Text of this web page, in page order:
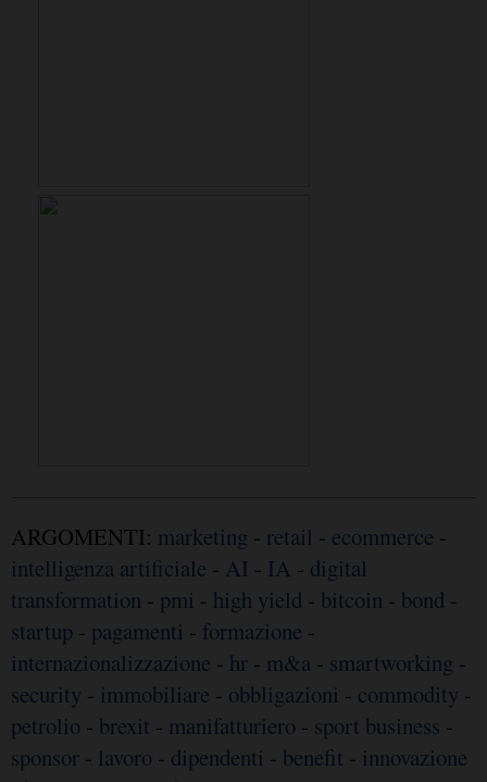
ARGOMENTI: marketing - retail - ecommerce -
intelligenza artificiale - AI - IA - digital
transformation - pmi - high yield - bitcoin - bond -
startup - pagamenti - formazione -
internazionalizzazione - hr - m&a - smartworking -
security - immobiliare - obbligazioni - commodity -
petrolio - brexit - manifatturiero - sport business -
sponsor - lavoro - dipendenti - benefit - innovazione